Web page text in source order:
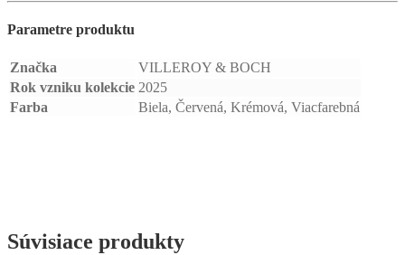
Parametre produktu
Značka
VILLEROY & BOCH
Rok vzniku kolekcie 2025
Farba
Biela, Červená, Krémová, Viacfarebná
Súvisiace produkty